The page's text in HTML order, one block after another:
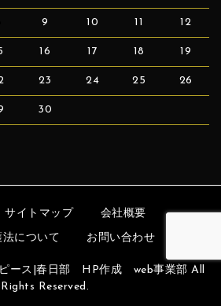
9 10 11 12
16 17 18 19
23 24 25 26
30
サイトマップ 会社概要
について お問い合わせ
ース|春日部 HP作成 web事業部 All
Rights Reserved.